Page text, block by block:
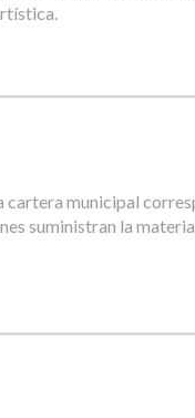
municipal
suministran la